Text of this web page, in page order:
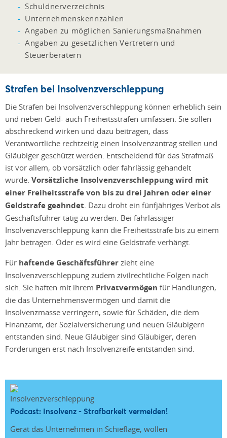
Schuldnerverzeichnis
Unternehmenskennzahlen
Angaben zu möglichen Sanierungsmaßnahmen
Angaben zu gesetzlichen Vertretern und
Steuerberatern
Strafen bei Insolvenzverschleppung
Die Strafen bei Insolvenzverschleppung können erheblich sein
und neben Geld- auch Freiheitsstrafen umfassen. Sie sollen
abschreckend wirken und dazu beitragen, dass
Verantwortliche rechtzeitig einen Insolvenzantrag stellen und
Gläubiger geschützt werden. Entscheidend für das Strafmaß
ist vor allem, ob vorsätzlich oder fahrlässig gehandelt
wurde. Vorsätzliche Insolvenzverschleppung wird mit
einer Freiheitsstrafe von bis zu drei Jahren oder einer
Geldstrafe geahndet . Dazu droht ein fünfjähriges Verbot als
Geschäftsführer tätig zu werden. Bei fahrlässiger
Insolvenzverschleppung kann die Freiheitsstrafe bis zu einem
Jahr betragen. Oder es wird eine Geldstrafe verhängt.
Für haftende Geschäftsführer zieht eine
Insolvenzverschleppung zudem zivilrechtliche Folgen nach
sich. Sie haften mit ihrem Privatvermögen für Handlungen,
die das Unternehmensvermögen und damit die
Insolvenzmasse verringern, sowie für Schäden, die dem
Finanzamt, der Sozialversicherung und neuen Gläubigern
entstanden sind. Neue Gläubiger sind Gläubiger, deren
Forderungen erst nach Insolvenzreife entstanden sind.
Podcast: Insolvenz - Strafbarkeit vermeiden!
Gerät das Unternehmen in Schieflage, wollen